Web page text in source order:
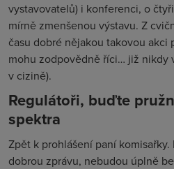
vystavovatelů) i konferenci, o
mírně zmenšenou výstavu. Z
času dobré nějakou takovou akci
mohu zodpovědně říci… již nikdy
v cizině).
Regulátoři, buďte
spektra
Zpět k prohlášení paní
dobrou zprávu, nebudou úplně